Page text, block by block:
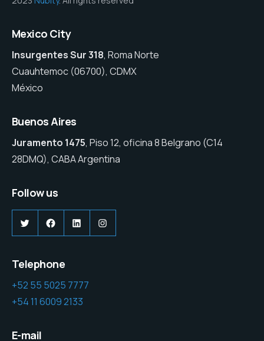
Mexico City
Insurgentes Sur 318, Roma Norte
Cuauhtemoc (06700), CDMX
México
Buenos Aires
Juramento 1475, Piso 12, oficina 8 Belgrano (C14
28DMQ), CABA Argentina
Follow us
TwitterFacebook
LinkedInInstagram
Telephone
+52 55 5025 7777
+54 11 6009 2133
E-mail